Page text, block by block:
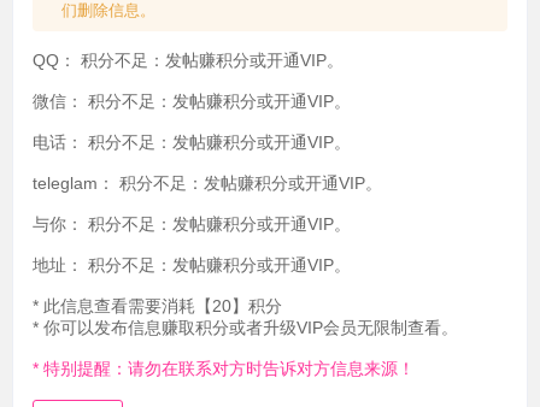
们删除信息。
QQ： 积分不足：发帖赚积分或开通VIP。
微信： 积分不足：发帖赚积分或开通VIP。
电话： 积分不足：发帖赚积分或开通VIP。
teleglam： 积分不足：发帖赚积分或开通VIP。
与你： 积分不足：发帖赚积分或开通VIP。
地址： 积分不足：发帖赚积分或开通VIP。
* 此信息查看需要消耗【20】积分
* 你可以发布信息赚取积分或者升级VIP会员无限制查看。
* 特别提醒：请勿在联系对方时告诉对方信息来源！